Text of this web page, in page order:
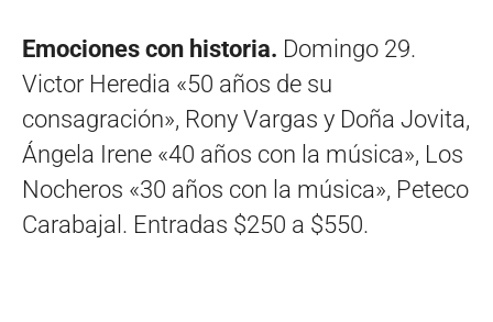
Emociones con historia. Domingo 29.
Victor Heredia «50 años de su
consagración», Rony Vargas y Doña Jovita,
Ángela Irene «40 años con la música», Los
Nocheros «30 años con la música», Peteco
Carabajal. Entradas $250 a $550.